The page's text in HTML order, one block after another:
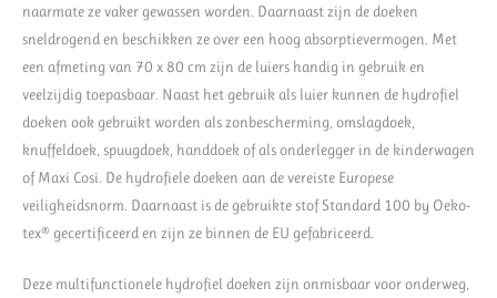
naarmate ze vaker gewassen worden. Daarnaast zijn de doeken
sneldrogend en beschikken ze over een hoog absorptievermogen. Met
een afmeting van 70 x 80 cm zijn de luiers handig in gebruik en
veelzijdig toepasbaar. Naast het gebruik als luier kunnen de hydrofiel
doeken ook gebruikt worden als zonbescherming, omslagdoek,
knuffeldoek, spuugdoek, handdoek of als onderlegger in de kinderwagen
of Maxi Cosi. De hydrofiele doeken aan de vereiste Europese
veiligheidsnorm. Daarnaast is de gebruikte stof Standard 100 by Oeko-
tex® gecertificeerd en zijn ze binnen de EU gefabriceerd.
Deze multifunctionele hydrofiel doeken zijn onmisbaar voor onderweg,